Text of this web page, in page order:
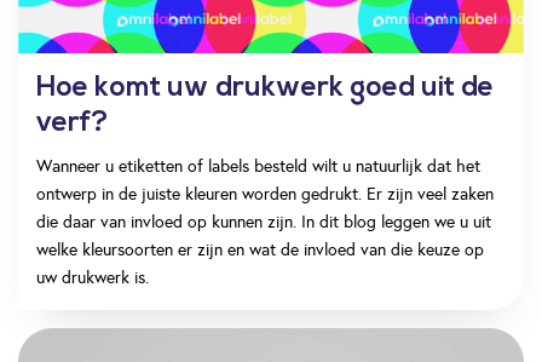
Hoe komt uw drukwerk goed uit de
verf?
Wanneer u etiketten of labels besteld wilt u natuurlijk dat het
ontwerp in de juiste kleuren worden gedrukt. Er zijn veel zaken
die daar van invloed op kunnen zijn. In dit blog leggen we u uit
welke kleursoorten er zijn en wat de invloed van die keuze op
uw drukwerk is.